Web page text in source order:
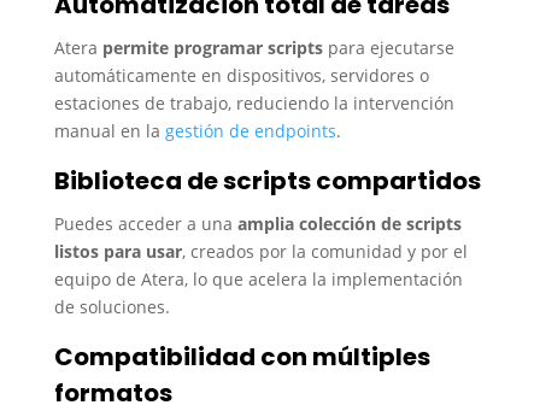
Atera permite programar scriptspara ejecutarse
automáticamente en dispositivos, servidores o
estaciones de trabajo, reduciendo la intervención
manual en la gestión de endpoints.
Biblioteca de scripts compartidos
Puedes acceder a una amplia colección de scripts
listos para usar, creados por la comunidad y por el
equipo de Atera, lo que acelera la implementación
de soluciones.
Compatibilidad con múltiples
formatos